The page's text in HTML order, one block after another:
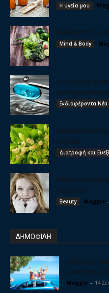
Η υγεία μου
Καθαρίστε το
Mind & Body
Το έξυπνο
Ενδιαφέροντα Νέα
καρδιά
Διατροφή και
Μυστικά
Χειμώνα
Beauty Maggie -
ΔΗΜΟΦΙΛΗ
5 υπέροχοι
κοντά στην
Maggie - 14